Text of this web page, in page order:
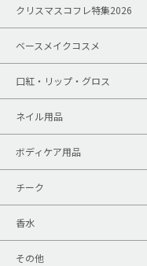
クリスマスコフレ特集2026
ベースメイクコスメ
口紅・リップ・グロス
ネイル用品
ボディケア用品
チーク
香水
その他